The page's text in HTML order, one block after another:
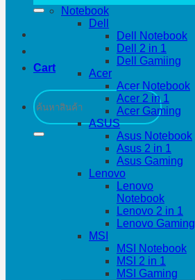
Cart
Search
for:
Notebook
Dell
Dell Notebook
Dell 2 in 1
Dell Gamiing
Acer
Acer Notebook
Acer 2 in 1
Acer Gaming
ASUS
Asus Notebook
Asus 2 in 1
Asus Gaming
Lenovo
Lenovo
Notebook
Lenovo 2 in 1
Lenovo Gaming
MSI
MSI Notebook
MSI 2 in 1
MSI Gaming